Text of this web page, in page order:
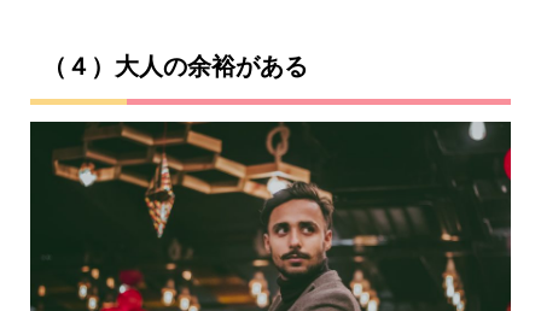
（４）大人の余裕がある